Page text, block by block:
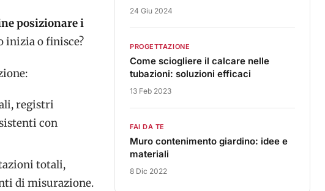
posizionare i
inizia o finisce?
registri
con
totali,
di misurazione.
24 Giu 2024
PROGETTAZIONE
Come sciogliere il calcare nelle
tubazioni: soluzioni efficaci
13 Feb 2023
FAI DA TE
Muro contenimento giardino: idee e
materiali
8 Dic 2022